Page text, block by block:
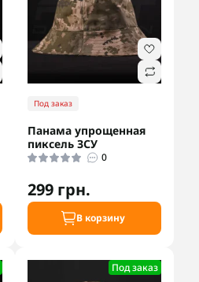
Под заказ
Панама упрощенная
пиксель ЗСУ
0
299 грн.
В корзину
Под заказ